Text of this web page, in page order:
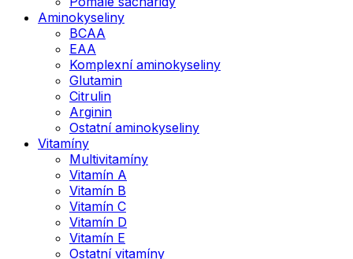
Aminokyseliny
BCAA
EAA
Komplexní aminokyseliny
Glutamin
Citrulin
Arginin
Ostatní aminokyseliny
Vitamíny
Multivitamíny
Vitamín A
Vitamín B
Vitamín C
Vitamín D
Vitamín E
Ostatní vitamíny